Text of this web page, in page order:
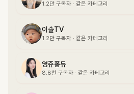
1.2만 구독자 · 같은 카테고리
이솔TV
1.2만 구독자 · 같은 카테고리
영쥬퐁듀
8.8천 구독자 · 같은 카테고리